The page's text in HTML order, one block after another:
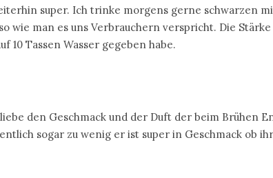
super. Ich trinke morgens gerne schwarzen
wie man es uns Verbrauchern verspricht. Die
10 Tassen Wasser gegeben habe.
den Geschmack und der Duft der beim Brühen
sogar zu wenig er ist super in Geschmack ob